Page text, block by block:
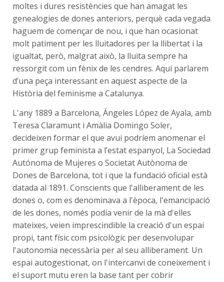
moltes i dures resistències que han amagat les
genealogies de dones anteriors, perquè cada vegada
haguem de començar de nou, i que han ocasionat
molt patiment per les lluitadores per la llibertat i la
igualtat, però, malgrat això, la lluita sempre ha
ressorgit com un fènix de les cendres. Aquí parlarem
d’una peça interessant en aquest aspecte de la
Història del feminisme a Catalunya.
L'any 1889 a Barcelona, Ángeles López de Ayala, amb
Teresa Claramunt i Amàlia Domingo Soler,
decideixen formar el que avui podríem anomenar el
primer grup feminista a l’estat espanyol, La Sociedad
Autónoma de Mujeres o Societat Autònoma de
Dones de Barcelona, tot i que la fundació oficial està
datada al 1891. Conscients que l'alliberament de les
dones o, com es denominava a l'època, l'emancipació
de les dones, només podia venir de la mà d'elles
mateixes, veien imprescindible la creació d'un espai
propi, tant físic com psicològic per desenvolupar
l'autonomia necessària per al seu alliberament. Un
espai autogestionat, on l'intercanvi de coneixement i
el suport mutu eren la base tant per cobrir